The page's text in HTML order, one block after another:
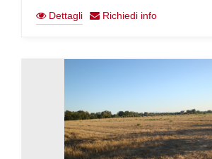
Dettagli Richiedi info